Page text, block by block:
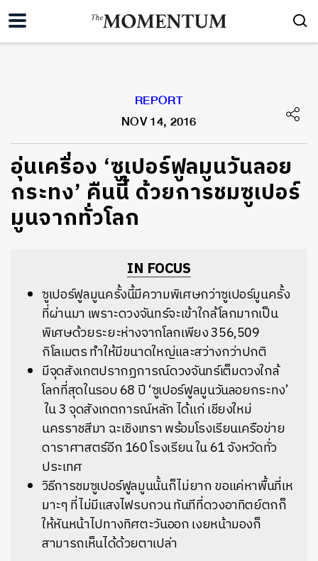
REPORT
NOV 14, 2016
อุ่นเครื่อง ‘ซูเปอร์ฟูลมูนวันลอย
กระทง’ คืนนี้ ด้วยการชมซูเปอร์
มูนจากทั่วโลก
IN FOCUS
ซูเปอร์ฟูลมูนครั้งนี้มีความพิเศษกว่าซูเปอร์มูนครั้ง
ที่ผ่านมา เพราะดวงจันทร์จะเข้าใกล้โลกมากเป็น
พิเศษด้วยระยะห่างจากโลกเพียง 356,509
กิโลเมตร ทำให้มีขนาดใหญ่และสว่างกว่าปกติ
มีจุดสังเกตปรากฏการณ์ดวงจันทร์เต็มดวงใกล้
โลกที่สุดในรอบ 68 ปี ‘ซูเปอร์ฟูลมูนวันลอยกระทง’
ใน 3 จุดสังเกตการณ์หลัก ได้แก่ เชียงใหม่
นครราชสีมา ฉะเชิงเทรา พร้อมโรงเรียนเครือข่าย
ดาราศาสตร์อีก 160 โรงเรียน ใน 61 จังหวัดทั่ว
ประเทศ
วิธีการชมซูเปอร์ฟูลมูนนั้นก็ไม่ยาก ขอแค่หาพื้นที่เห
มาะๆ ที่ไม่มีแสงไฟรบกวน ทันทีที่ดวงอาทิตย์ตกก็
ให้หันหน้าไปทางทิศตะวันออก เงยหน้ามองก็
สามารถเห็นได้ด้วยตาเปล่า